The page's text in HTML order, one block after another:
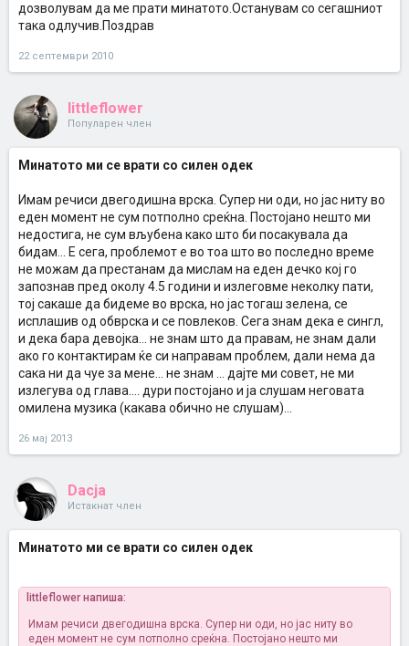
дозволувам да ме прати минатото.Останувам со сегашниот
така одлучив.Поздрав
22 септември 2010
littleflower
Популарен член
Минатото ми се врати со силен одек
Имам речиси двегодишна врска. Супер ни оди, но јас ниту во
еден момент не сум потполно среќна. Постојано нешто ми
недостига, не сум вљубена како што би посакувала да
бидам... Е сега, проблемот е во тоа што во последно време
не можам да престанам да мислам на еден дечко кој го
запознав пред околу 4.5 години и излеговме неколку пати,
тој сакаше да бидеме во врска, но јас тогаш зелена, се
исплашив од обврска и се повлеков. Сега знам дека е сингл,
и дека бара девојка... не знам што да правам, не знам дали
ако го контактирам ќе си направам проблем, дали нема да
сака ни да чуе за мене... не знам ... дајте ми совет, не ми
излегува од глава.... дури постојано и ја слушам неговата
омилена музика (какава обично не слушам)...
26 мај 2013
Dacja
Истакнат член
Минатото ми се врати со силен одек
littleflower напиша:
Имам речиси двегодишна врска. Супер ни оди, но јас ниту во
еден момент не сум потполно среќна. Постојано нешто ми